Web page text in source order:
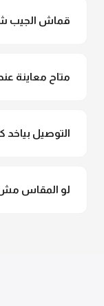
قماش الجيب
متاح معاينة
التوصيل بياخد
لو المقاس